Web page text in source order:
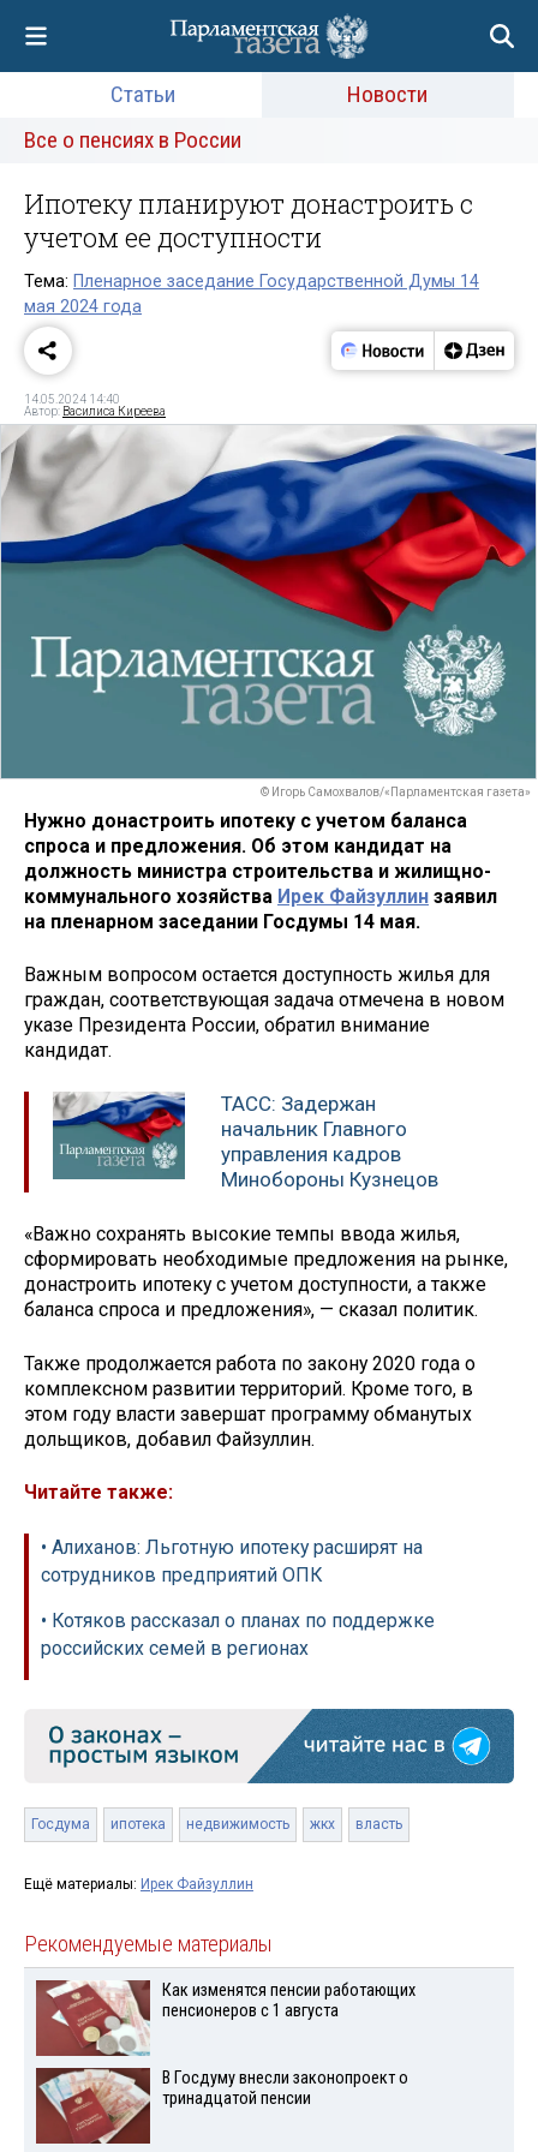
Статьи
Новости
Все о пенсиях в России
Ипотеку планируют донастроить с
учетом ее доступности
Тема: Пленарное заседание Государственной Думы 14
мая 2024 года
14.05.2024 14:40
Автор: Василиса Киреева
© Игорь Самохвалов/«Парламентская газета»
Нужно донастроить ипотеку с учетом баланса
спроса и предложения. Об этом кандидат на
должность министра строительства и жилищно-
коммунального хозяйства Ирек Файзуллин заявил
на пленарном заседании Госдумы 14 мая.
Важным вопросом остается доступность жилья для
граждан, соответствующая задача отмечена в новом
указе Президента России, обратил внимание
кандидат.
ТАСС: Задержан
начальник Главного
управления кадров
Минобороны Кузнецов
«Важно сохранять высокие темпы ввода жилья,
сформировать необходимые предложения на рынке,
донастроить ипотеку с учетом доступности, а также
баланса спроса и предложения», — сказал политик.
Также продолжается работа по закону 2020 года о
комплексном развитии территорий. Кроме того, в
этом году власти завершат программу обманутых
дольщиков, добавил Файзуллин.
Читайте также:
• Алиханов: Льготную ипотеку расширят на
сотрудников предприятий ОПК
• Котяков рассказал о планах по поддержке
российских семей в регионах
Госдума ипотека недвижимость жкх власть
Ещё материалы: Ирек Файзуллин
Рекомендуемые материалы
Как изменятся пенсии работающих
пенсионеров с 1 августа
В Госдуму внесли законопроект о
тринадцатой пенсии